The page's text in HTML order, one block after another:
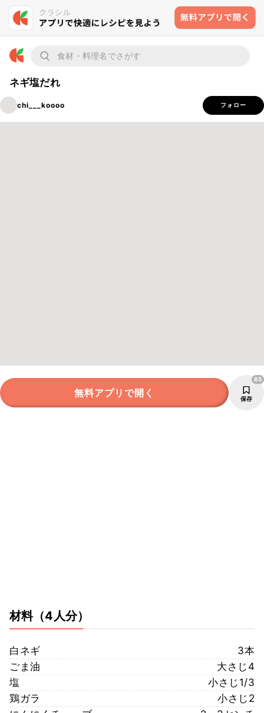
ネギ塩だれ
chi___koooo フォロー
無料アプリで開く 保存
65
材料（4人分）
白ネギ
3本
ごま油
大さじ4
塩
小さじ1/3
鶏ガラ
小さじ2